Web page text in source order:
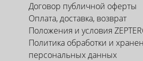
Договор публичной оферты
Оплата, доставка, возврат
Положения и условия
Политика обработки и
персональных данных